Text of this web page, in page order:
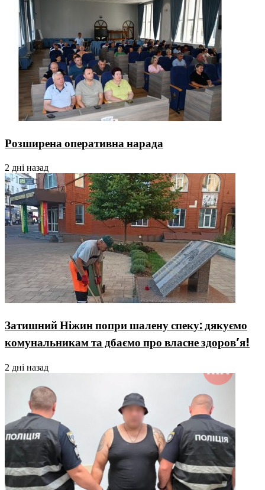
Розширена оперативна нарада
2 дні назад
Затишний Ніжин попри шалену спеку: дякуємо
комунальникам та дбаємо про власне здоров’я!
2 дні назад